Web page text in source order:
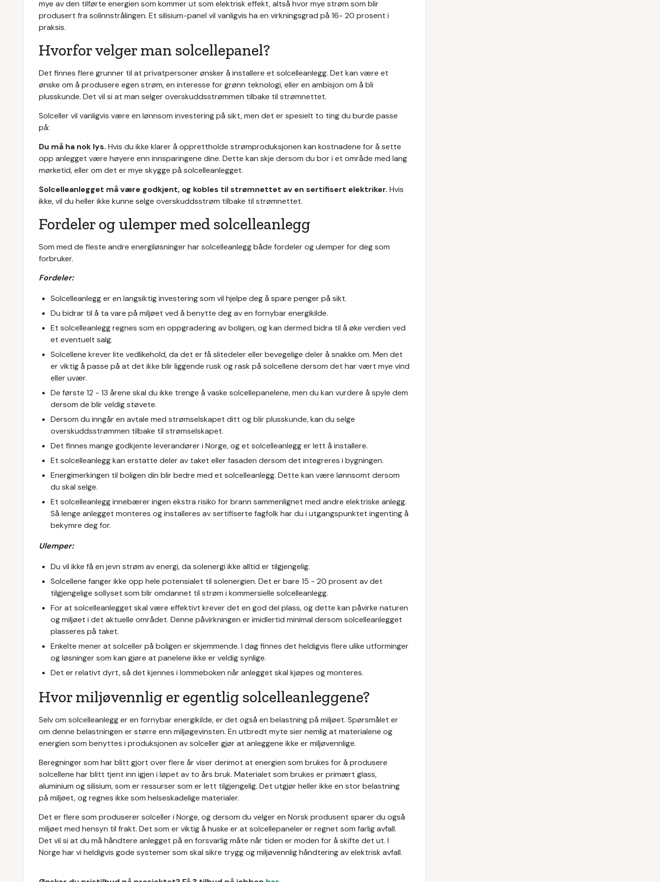
mye av den tilførte energien som kommer ut som elektrisk effekt, altså hvor mye strøm som blir
produsert fra solinnstrålingen. Et silisium-panel vil vanligvis ha en virkningsgrad på 16- 20 prosent i
praksis.
Hvorfor velger man solcellepanel?
Det finnes flere grunner til at privatpersoner ønsker å installere et solcelleanlegg. Det kan være et
ønske om å produsere egen strøm, en interesse for grønn teknologi, eller en ambisjon om å bli
plusskunde. Det vil si at man selger overskuddsstrømmen tilbake til strømnettet.
Solceller vil vanligvis være en lønnsom investering på sikt, men det er spesielt to ting du burde passe
på:
Du må ha nok lys. Hvis du ikke klarer å opprettholde strømproduksjonen kan kostnadene for å sette
opp anlegget være høyere enn innsparingene dine. Dette kan skje dersom du bor i et område med lang
mørketid, eller om det er mye skygge på solcelleanlegget.
Solcelleanlegget må være godkjent, og kobles til strømnettet av en sertifisert elektriker. Hvis
ikke, vil du heller ikke kunne selge overskuddsstrøm tilbake til strømnettet.
Fordeler og ulemper med solcelleanlegg
Som med de fleste andre energiløsninger har solcelleanlegg både fordeler og ulemper for deg som
forbruker.
Fordeler:
Solcelleanlegg er en langsiktig investering som vil hjelpe deg å spare penger på sikt.
Du bidrar til å ta vare på miljøet ved å benytte deg av en fornybar energikilde.
Et solcelleanlegg regnes som en oppgradering av boligen, og kan dermed bidra til å øke verdien ved
et eventuelt salg.
Solcellene krever lite vedlikehold, da det er få slitedeler eller bevegelige deler å snakke om. Men det
er viktig å passe på at det ikke blir liggende rusk og rask på solcellene dersom det har vært mye vind
eller uvær.
De første 12 - 13 årene skal du ikke trenge å vaske solcellepanelene, men du kan vurdere å spyle dem
dersom de blir veldig støvete.
Dersom du inngår en avtale med strømselskapet ditt og blir plusskunde, kan du selge
overskuddsstrømmen tilbake til strømselskapet.
Det finnes mange godkjente leverandører i Norge, og et solcelleanlegg er lett å installere.
Et solcelleanlegg kan erstatte deler av taket eller fasaden dersom det integreres i bygningen.
Energimerkingen til boligen din blir bedre med et solcelleanlegg. Dette kan være lønnsomt dersom
du skal selge.
Et solcelleanlegg innebærer ingen ekstra risiko for brann sammenlignet med andre elektriske anlegg.
Så lenge anlegget monteres og installeres av sertifiserte fagfolk har du i utgangspunktet ingenting å
bekymre deg for.
Ulemper:
Du vil ikke få en jevn strøm av energi, da solenergi ikke alltid er tilgjengelig.
Solcellene fanger ikke opp hele potensialet til solenergien. Det er bare 15 - 20 prosent av det
tilgjengelige sollyset som blir omdannet til strøm i kommersielle solcelleanlegg.
For at solcelleanlegget skal være effektivt krever det en god del plass, og dette kan påvirke naturen
og miljøet i det aktuelle området. Denne påvirkningen er imidlertid minimal dersom solcelleanlegget
plasseres på taket.
Enkelte mener at solceller på boligen er skjemmende. I dag finnes det heldigvis flere ulike utforminger
og løsninger som kan gjøre at panelene ikke er veldig synlige.
Det er relativt dyrt, så det kjennes i lommeboken når anlegget skal kjøpes og monteres.
Hvor miljøvennlig er egentlig solcelleanleggene?
Selv om solcelleanlegg er en fornybar energikilde, er det også en belastning på miljøet. Spørsmålet er
om denne belastningen er større enn miljøgevinsten. En utbredt myte sier nemlig at materialene og
energien som benyttes i produksjonen av solceller gjør at anleggene ikke er miljøvennlige.
Beregninger som har blitt gjort over flere år viser derimot at energien som brukes for å produsere
solcellene har blitt tjent inn igjen i løpet av to års bruk. Materialet som brukes er primært glass,
aluminium og silisium, som er ressurser som er lett tilgjengelig. Det utgjør heller ikke en stor belastning
på miljøet, og regnes ikke som helseskadelige materialer.
Det er flere som produserer solceller i Norge, og dersom du velger en Norsk produsent sparer du også
miljøet med hensyn til frakt. Det som er viktig å huske er at solcellepaneler er regnet som farlig avfall.
Det vil si at du må håndtere anlegget på en forsvarlig måte når tiden er moden for å skifte det ut. I
Norge har vi heldigvis gode systemer som skal sikre trygg og miljøvennlig håndtering av elektrisk avfall.